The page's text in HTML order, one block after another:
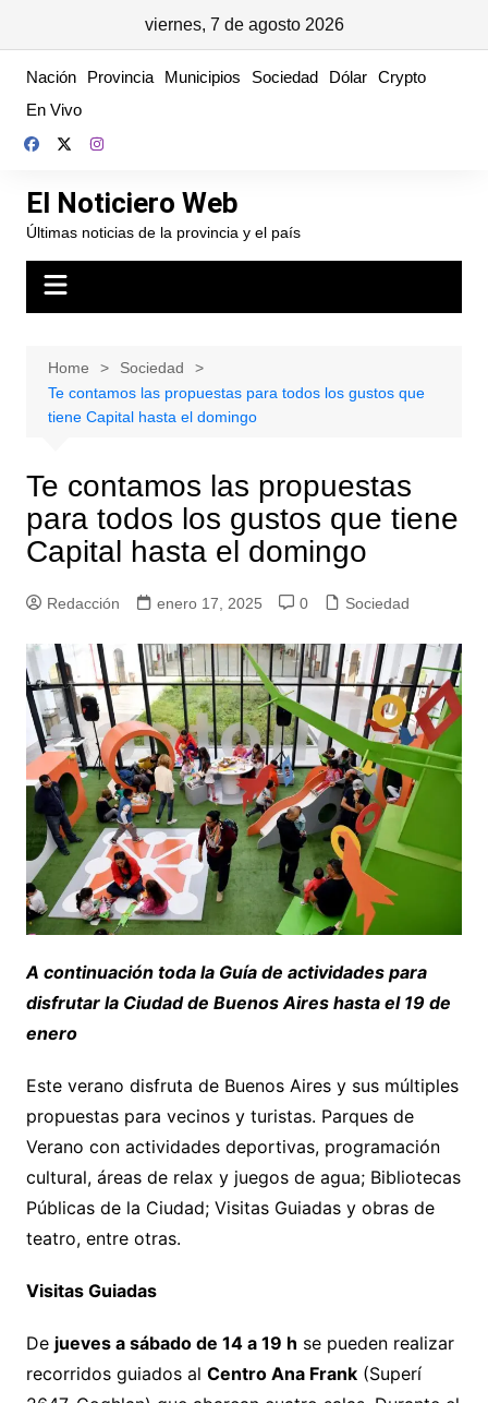
viernes, 7 de agosto 2026
content
Nación Provincia Municipios Sociedad Dólar Crypto
En Vivo
El Noticiero Web
Últimas noticias de la provincia y el país
Home
Sociedad
Te contamos las propuestas para todos los gustos que
tiene Capital hasta el domingo
Te contamos las propuestas
para todos los gustos que tiene
Capital hasta el domingo
Redacción enero 17, 2025 0 Sociedad
A continuación toda la Guía de actividades para
disfrutar la Ciudad de Buenos Aires hasta el 19 de
enero
Este verano disfruta de Buenos Aires y sus múltiples
propuestas para vecinos y turistas. Parques de
Verano con actividades deportivas, programación
cultural, áreas de relax y juegos de agua; Bibliotecas
Públicas de la Ciudad; Visitas Guiadas y obras de
teatro, entre otras.
Visitas Guiadas
De jueves a sábado de 14 a 19 h se pueden realizar
recorridos guiados al Centro Ana Frank(Superí